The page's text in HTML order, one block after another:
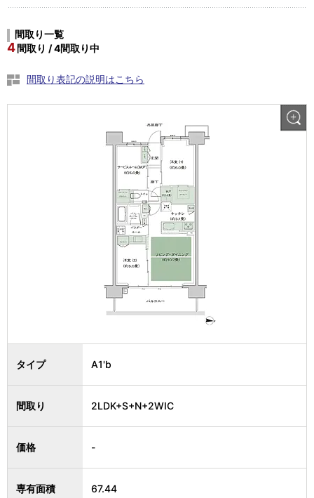
間取り一覧
4間取り / 4間取り中
間取り表記の説明はこちら
タイプ A1'b
間取り 2LDK+S+N+2WIC
価格 -
専有面積 67.44